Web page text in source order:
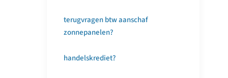
terugvragen btw aanschaf
zonnepanelen?
handelskrediet?